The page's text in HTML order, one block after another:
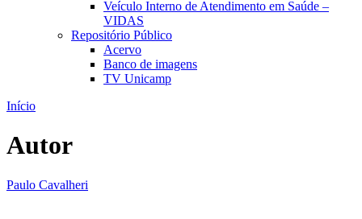
Veículo Interno de Atendimento em Saúde –
VIDAS
Repositório Público
Acervo
Banco de imagens
TV Unicamp
Início
Autor
Paulo Cavalheri